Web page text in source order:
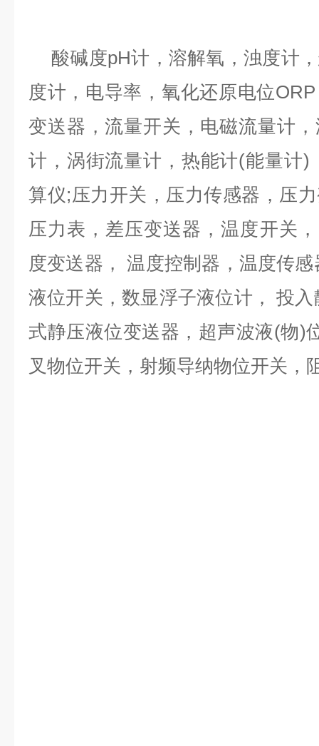
酸碱度pH计，溶解氧，浊度计
度计，电导率，氧化还原电位
变送器，流量开关，电磁流量计
计，涡街流量计，热能计(能量计)
算仪;压力开关，压力传感器，压
压力表，差压变送器，温度开关
度变送器， 温度控制器，温度传
液位开关，数显浮子液位计， 投
式静压液位变送器，超声波液(物)
叉物位开关，射频导纳物位开关，